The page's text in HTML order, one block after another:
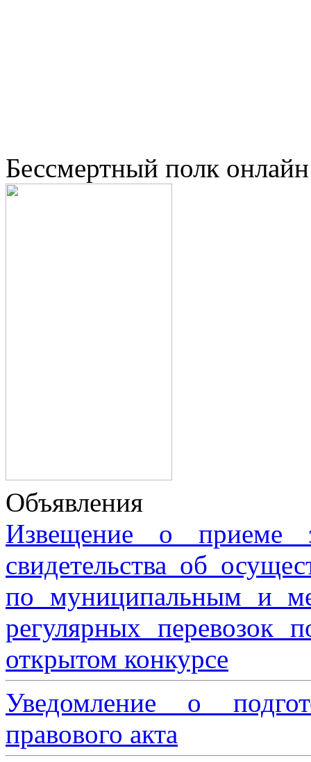
Бессмертный полк онлайн
Объявления
Извещение о приеме
свидетельства об
по муниципальным и
регулярных перевозок
открытом конкурсе
Уведомление о
правового акта